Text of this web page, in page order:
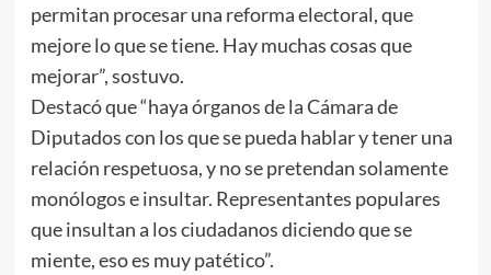
permitan procesar una reforma electoral, que
mejore lo que se tiene. Hay muchas cosas que
mejorar”, sostuvo.
Destacó que “haya órganos de la Cámara de
Diputados con los que se pueda hablar y tener una
relación respetuosa, y no se pretendan solamente
monólogos e insultar. Representantes populares
que insultan a los ciudadanos diciendo que se
miente, eso es muy patético”.